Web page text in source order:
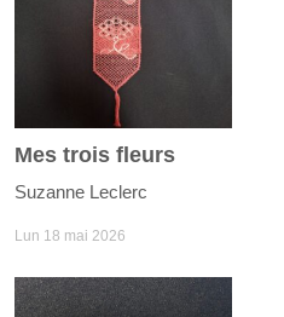
Mes trois fleurs
Suzanne Leclerc
Lun 18 mai 2026